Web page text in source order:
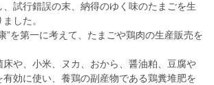
、試行錯誤の末、納得のゆく味のたまごを生
した。
”を第一に考えて、たまごや鶏肉の生産販売を
や、小米、ヌカ、おから、醤油粕、豆腐や
効に使い、養鶏の副産物である鶏糞堆肥を